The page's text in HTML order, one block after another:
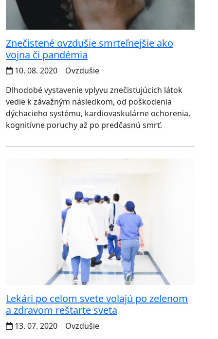
Znečistené ovzdušie smrteľnejšie ako
vojna či pandémia
10. 08. 2020
Ovzdušie
Dlhodobé vystavenie vplyvu znečisťujúcich látok
vedie k závažným následkom, od poškodenia
dýchacieho systému, kardiovaskulárne ochorenia,
kognitívne poruchy až po predčasnú smrť.
Lekári po celom svete volajú po zelenom
a zdravom reštarte sveta
13. 07. 2020
Ovzdušie